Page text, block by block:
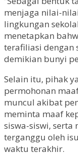
menjaga nilai-
lingkungan
menetapkan
terafiliasi dengan
demikian bunyi
Selain itu, pihak
permohonan
muncul akibat
meminta maaf
siswa-siswi, serta
terganggu oleh
waktu terakhir.